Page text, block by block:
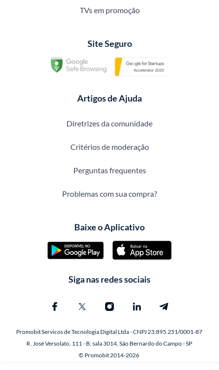
TVs em promoção
Site Seguro
Artigos de Ajuda
Diretrizes da comunidade
Critérios de moderação
Perguntas frequentes
Problemas com sua compra?
Baixe o Aplicativo
Siga nas redes sociais
Promobit Servicos de Tecnologia Digital Ltda - CNPJ 23.895.251/0001-87
R. José Versolato, 111 - B, sala 3014, São Bernardo do Campo - SP
© Promobit 2014-2026